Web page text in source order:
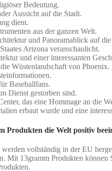
Bedeutung.
Aussicht auf die Stadt.
dient.
aus der ganzen Welt.
und Panoramablick auf die
Arizona veranschaulicht.
und einer interessanten
Wüstenlandschaft von Phoenix.
Baseballfans.
Dienst gestorben sind.
das eine Hommage an die
erbaut wurde und eine
die Welt positiv
vollständig in der EU
13gramm Produkten